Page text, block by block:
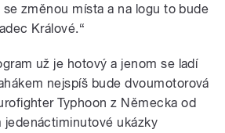
změnou místa a na logu to bude
Králové.“
už je hotový a jenom se ladí
nejspíš bude dvoumotorová
Typhoon z Německa od
jedenáctiminutové ukázky